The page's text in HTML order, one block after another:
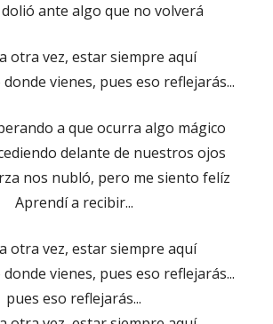
ante algo que no volverá
otra vez, estar siempre aquí
vienes, pues eso reflejarás...
a que ocurra algo mágico
delante de nuestros ojos
nos nubló, pero me siento felíz
Aprendí a recibir...
otra vez, estar siempre aquí
vienes, pues eso reflejarás...
pues eso reflejarás...